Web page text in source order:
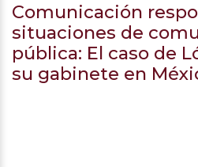
Comunicación
situaciones de
pública: El caso de
su gabinete en